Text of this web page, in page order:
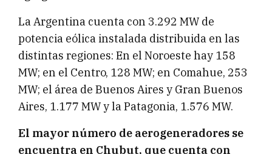
La Argentina cuenta con 3.292 MW de
potencia eólica instalada distribuida en las
distintas regiones: En el Noroeste hay 158
MW; en el Centro, 128 MW; en Comahue, 253
MW; el área de Buenos Aires y Gran Buenos
Aires, 1.177 MW y la Patagonia, 1.576 MW.
El mayor número de aerogeneradores se
encuentra en Chubut, que cuenta con